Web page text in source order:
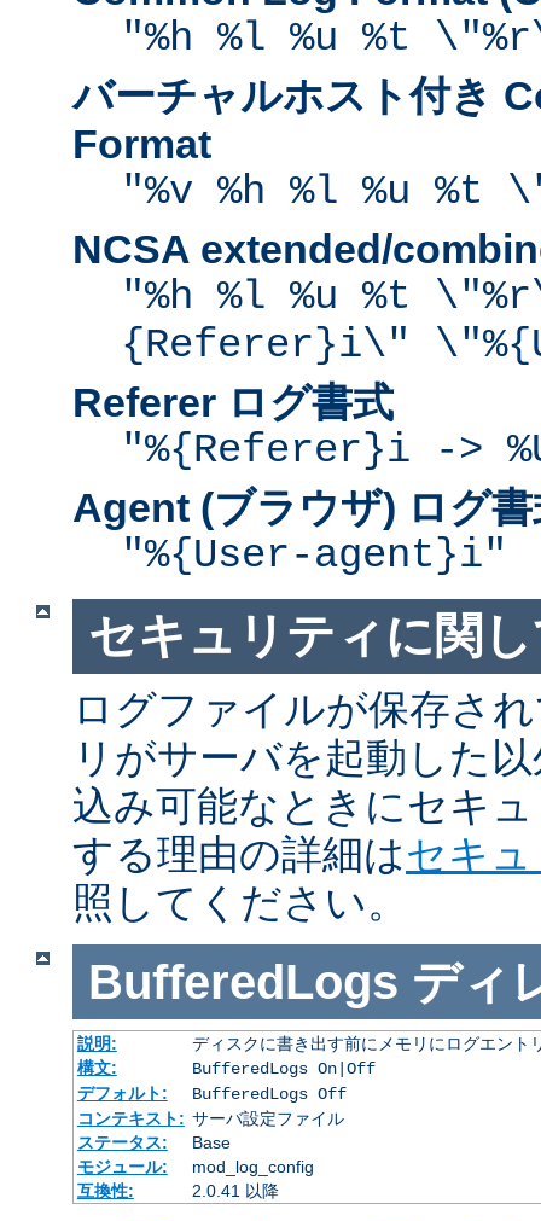
"%h %l %u %t
バーチャルホスト付き
Format
"%v %h %l %u %t
NCSA extended/
"%h %l %u %t
{Referer}i\"
Referer ログ書式
"%{Referer}i ->
Agent (ブラウザ) ログ書
"%{User-agent}i"
セキュリティに関
ログファイルが保存さ
リがサーバを起動した
込み可能なときにセキ
する理由の詳細はセキ
照してください。
BufferedLogs ディ
説明:
ディスクに書き出す前にメモリにログエント
構文:
BufferedLogs On|Off
デフォルト:
BufferedLogs Off
コンテキスト: サーバ設定ファイル
ステータス:
Base
モジュール:
mod_log_config
互換性:
2.0.41 以降